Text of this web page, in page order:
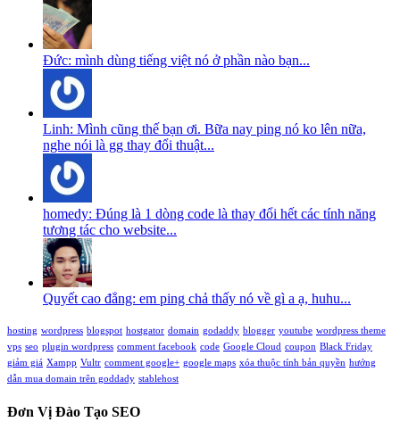
Đức: mình dùng tiếng việt nó ở phần nào bạn...
Linh: Mình cũng thế bạn ơi. Bữa nay ping nó ko lên nữa,
nghe nói là gg thay đổi thuật...
homedy: Đúng là 1 dòng code là thay đổi hết các tính năng
tương tác cho website...
Quyết cao đẳng: em ping chả thấy nó về gì a ạ, huhu...
hosting wordpress blogspot hostgator domain godaddy blogger youtube wordpress theme
vps seo plugin wordpress comment facebook code Google Cloud coupon Black Friday
giảm giá Xampp Vultr comment google+ google maps xóa thuộc tính bản quyền hướng
dẫn mua domain trên goddady stablehost
Đơn Vị Đào Tạo SEO